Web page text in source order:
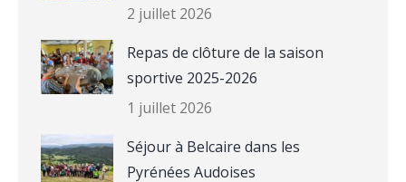
2 juillet 2026
Repas de clôture de la saison
sportive 2025-2026
1 juillet 2026
Séjour à Belcaire dans les
Pyrénées Audoises